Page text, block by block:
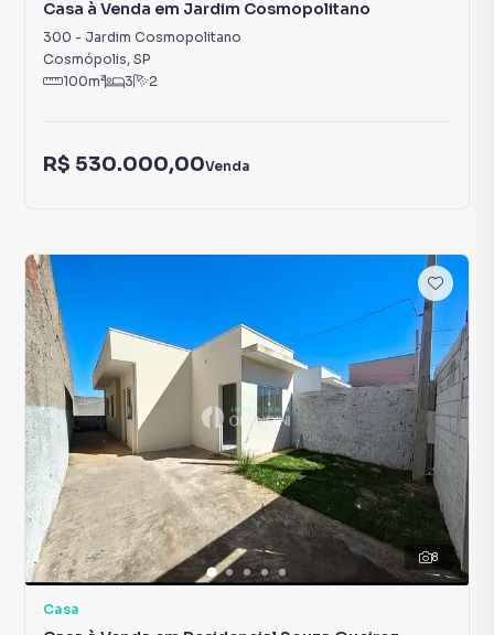
Casa à Venda em Jardim Cosmopolitano
300 - Jardim Cosmopolitano
Cosmópolis, SP
100m² 3 2
R$ 530.000,00Venda
8
Casa